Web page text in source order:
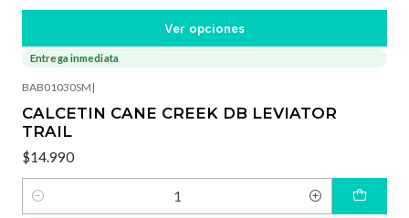
Ver opciones
Entrega inmediata
BAB01030SM |
CALCETIN CANE CREEK DB LEVIATOR
TRAIL
$14.990
Cantidad